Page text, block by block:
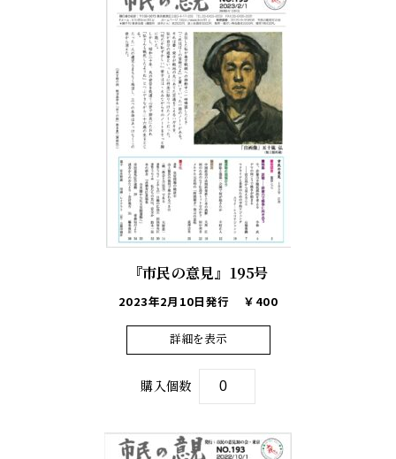
『市民の意見』195号
2023年2月10日発行 ￥400
詳細を表示
購入個数